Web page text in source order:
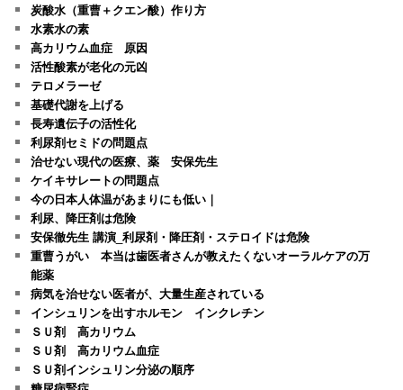
炭酸水（重曹＋クエン酸）作り方
水素水の素
高カリウム血症 原因
活性酸素が老化の元凶
テロメラーゼ
基礎代謝を上げる
長寿遺伝子の活性化
利尿剤セミドの問題点
治せない現代の医療、薬 安保先生
ケイキサレートの問題点
今の日本人体温があまりにも低い｜
利尿、降圧剤は危険
安保徹先生 講演_利尿剤・降圧剤・ステロイドは危険
重曹うがい 本当は歯医者さんが教えたくないオーラルケアの万
能薬
病気を治せない医者が、大量生産されている
インシュリンを出すホルモン インクレチン
ＳＵ剤 高カリウム
ＳＵ剤 高カリウム血症
ＳＵ剤インシュリン分泌の順序